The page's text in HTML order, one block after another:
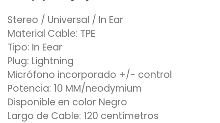
Stereo / Universal / In Ear
Material Cable: TPE
Tipo: In Eear
Plug: Lightning
Micrófono incorporado +/- control
Potencia: 10 MM/neodymium
Disponible en color Negro
Largo de Cable: 120 centímetros